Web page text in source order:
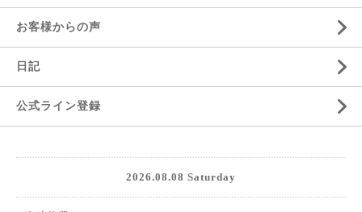
お客様からの声
日記
公式ライン登録
2026.08.08 Saturday